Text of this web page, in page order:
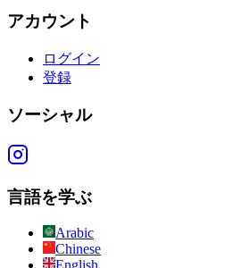
アカウント
ログイン
登録
ソーシャル
言語を学ぶ
Arabic
Chinese